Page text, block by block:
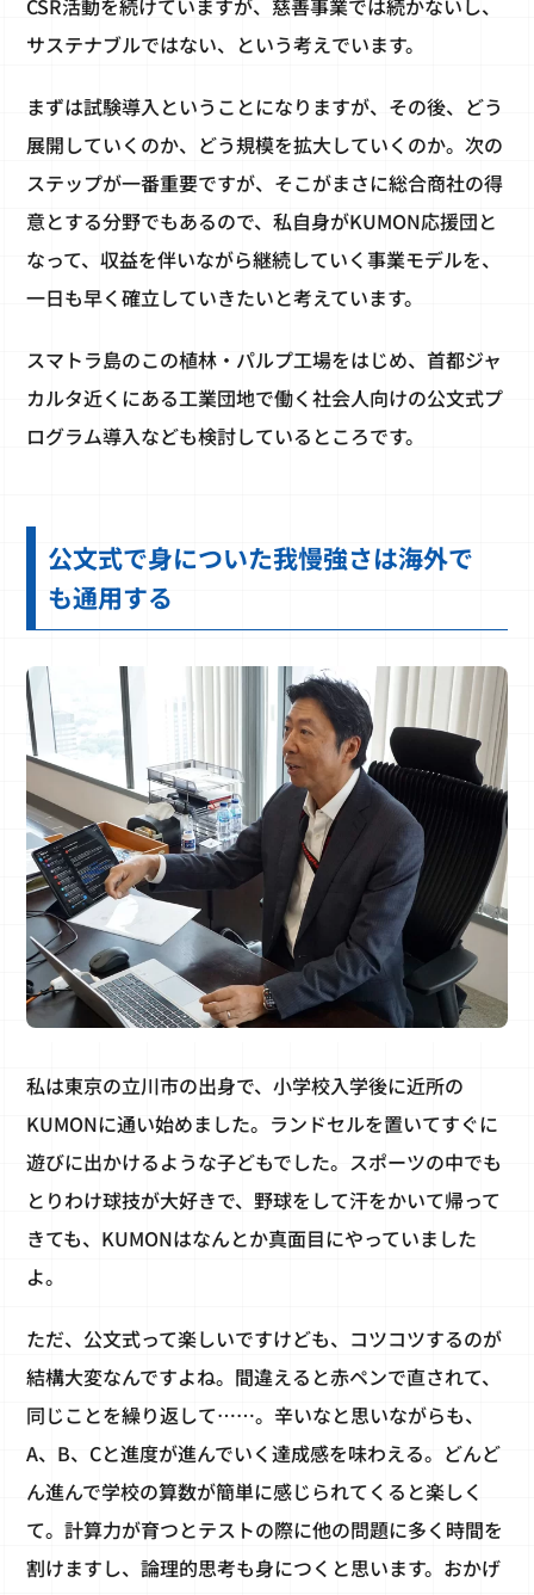
CSR活動を続けていますが、慈善事業では続かないし、
サステナブルではない、という考えでいます。
まずは試験導入ということになりますが、その後、どう
展開していくのか、どう規模を拡大していくのか。次の
ステップが一番重要ですが、そこがまさに総合商社の得
意とする分野でもあるので、私自身がKUMON応援団と
なって、収益を伴いながら継続していく事業モデルを、
一日も早く確立していきたいと考えています。
スマトラ島のこの植林・パルプ工場をはじめ、首都ジャ
カルタ近くにある工業団地で働く社会人向けの公文式プ
ログラム導入なども検討しているところです。
公文式で身についた我慢強さは海外で
も通用する
私は東京の立川市の出身で、小学校入学後に近所の
KUMONに通い始めました。ランドセルを置いてすぐに
遊びに出かけるような子どもでした。スポーツの中でも
とりわけ球技が大好きで、野球をして汗をかいて帰って
きても、KUMONはなんとか真面目にやっていました
よ。
ただ、公文式って楽しいですけども、コツコツするのが
結構大変なんですよね。間違えると赤ペンで直されて、
同じことを繰り返して……。辛いなと思いながらも、
A、B、Cと進度が進んでいく達成感を味わえる。どんど
ん進んで学校の算数が簡単に感じられてくると楽しく
て。計算力が育つとテストの際に他の問題に多く時間を
割けますし、論理的思考も身につくと思います。おかげ